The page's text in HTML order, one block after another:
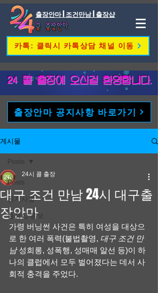
출장안마 | 조건만남 | 출장샵
카톡: 클릭시 카톡상담 채널 이동
​24 콜 출장에 오신걸 환영합니다.
출장안마 공지사항 바로가기
게시물
Posts
공지사항
출장샵 홍보
Posts
대구 조건 만남 24시 대구출
장안마
24시 콜 출장
가령 버닝썬 사건은 특히 여성을 대상으
로 한 여러 폭력(불법촬영, 대구 조건 만
남 성희롱, 성폭행, 성매매 알선 등)이 하
나의 클럽에서 모두 벌어졌다는 데서 사
회적 충격을 주었다.